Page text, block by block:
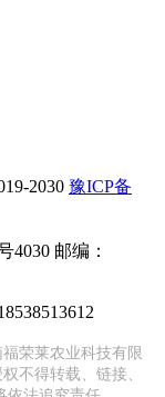
2030 豫ICP备
4030 邮编：
荣莱农业科技有限
不得转载、链接、